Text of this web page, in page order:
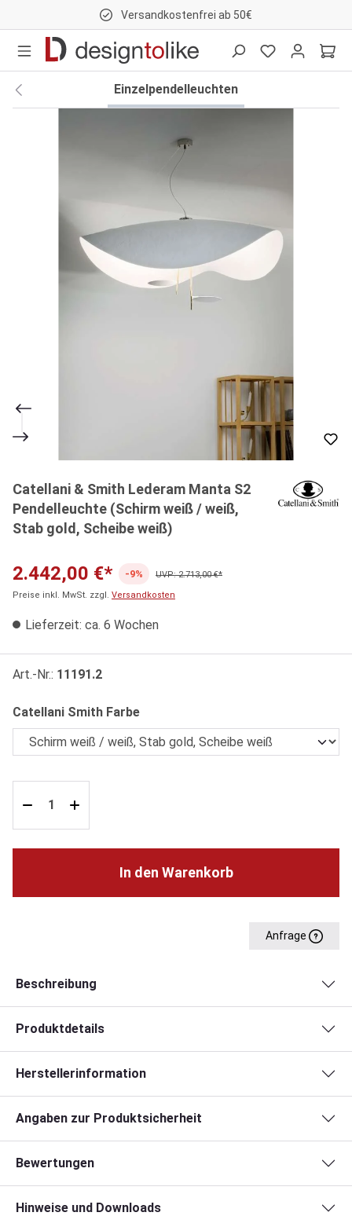
Versandkostenfrei ab 50€
Einzelpendelleuchten
Catellani & Smith Lederam Manta S2
Pendelleuchte (Schirm weiß / weiß,
Stab gold, Scheibe weiß)
2.442,00 €* -9%
UVP: 2.713,00 €*
Preise inkl. MwSt. zzgl. Versandkosten
Lieferzeit: ca. 6 Wochen
Art.-Nr.: 11191.2
Catellani Smith Farbeauswählen
In den Warenkorb
Anfrage
Beschreibung
Produktdetails
Herstellerinformation
Angaben zur Produktsicherheit
Bewertungen
Hinweise und Downloads